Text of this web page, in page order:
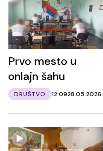
Prvo mesto u
onlajn šahu
DRUŠTVO 12:0928.05.2026.